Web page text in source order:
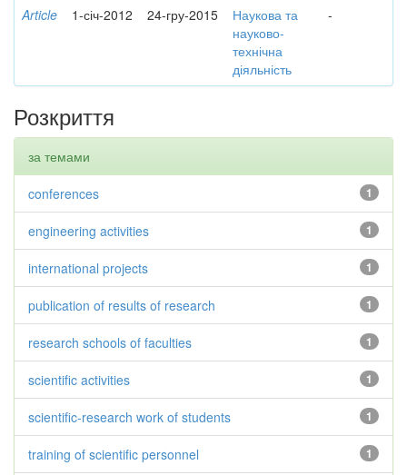
Article 1-січ-2012 24-гру-2015
Наукова та
науково-
технічна
діяльність
-
Розкриття
за темами
1
conferences
1
engineering activities
1
international projects
1
publication of results of research
1
research schools of faculties
1
scientific activities
1
scientific-research work of students
1
training of scientific personnel